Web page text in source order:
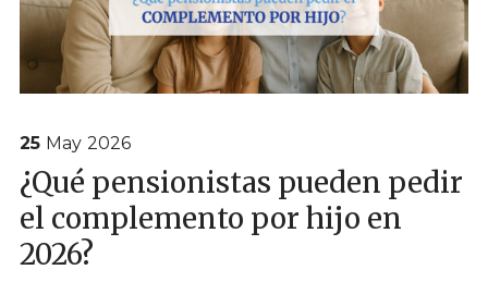
25 May 2026
¿Qué pensionistas pueden pedir
el complemento por hijo en
2026?